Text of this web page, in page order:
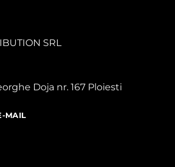
SRL
Doja nr. 167 Ploiesti
MAIL